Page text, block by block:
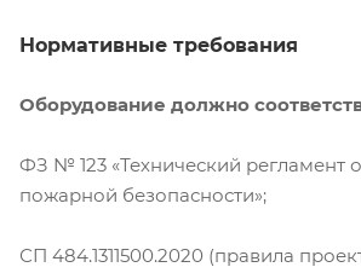
Нормативные требования
Оборудование должно
ФЗ № 123 «Технический регламент
пожарной безопасности»;
СП 484.1311500.2020 (правила